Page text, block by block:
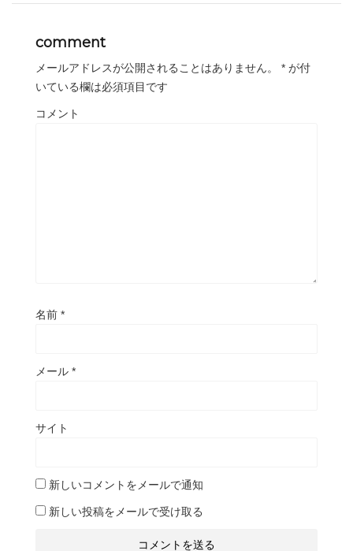
comment
メールアドレスが公開されることはありません。 * が付
いている欄は必須項目です
コメント
名前 *
メール *
サイト
新しいコメントをメールで通知
新しい投稿をメールで受け取る